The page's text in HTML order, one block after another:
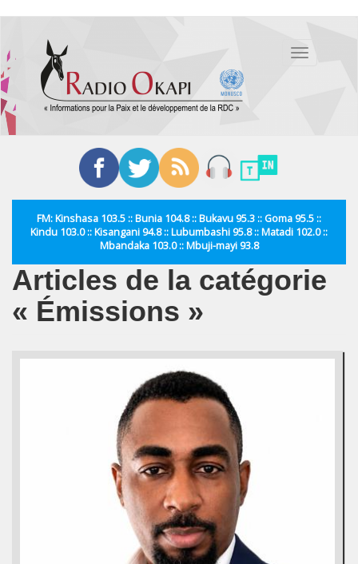
contenu
principal
Toggle
FM: Kinshasa 103.5 :: Bunia 104.8 :: Bukavu 95.3 :: Goma 95.5 ::
Kindu 103.0 :: Kisangani 94.8 :: Lubumbashi 95.8 :: Matadi 102.0 ::
Mbandaka 103.0 :: Mbuji-mayi 93.8
Articles de la catégorie
« Émissions »